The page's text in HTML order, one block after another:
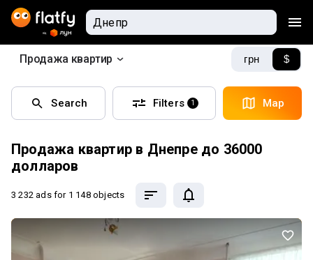
Продажа квартир грн $
Search Filters 1 Map
Продажа квартир в Днепре до 36000
долларов
3 232 ads for 1 148 objects